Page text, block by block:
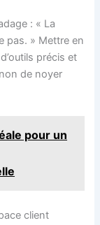
: « La
pas. » Mettre en
précis et
de noyer
pour un
client